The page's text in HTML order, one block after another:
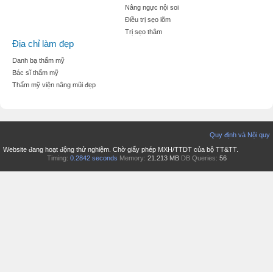
Nâng ngực nội soi
Điều trị sẹo lõm
Trị sẹo thâm
Địa chỉ làm đẹp
Danh bạ thẩm mỹ
Bác sĩ thẩm mỹ
Thẩm mỹ viện nâng mũi đẹp
Quy định và Nội quy
Website đang hoạt động thử nghiệm. Chờ giấy phép MXH/TTDT của bộ TT&TT.
Timing: 0.2842 seconds Memory: 21.213 MB DB Queries: 56